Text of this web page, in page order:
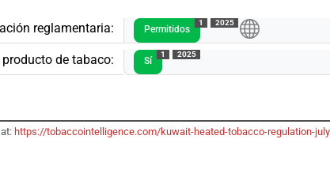
reglamentaria: Permitidos
1 2025
de tabaco: Sí
1 2025
https://tobaccointelligence.com/kuwait-heated-tobacco-regulation-